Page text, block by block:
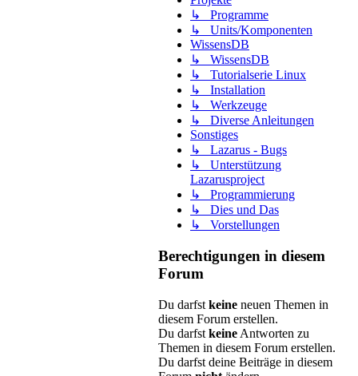
↳ Programme
↳ Units/Komponenten
WissensDB
↳ WissensDB
↳ Tutorialserie Linux
↳ Installation
↳ Werkzeuge
↳ Diverse Anleitungen
Sonstiges
↳ Lazarus - Bugs
↳ Unterstützung
Lazarusproject
↳ Programmierung
↳ Dies und Das
↳ Vorstellungen
Berechtigungen in diesem
Forum
Du darfst keine neuen Themen in
diesem Forum erstellen.
Du darfst keine Antworten zu
Themen in diesem Forum erstellen.
Du darfst deine Beiträge in diesem